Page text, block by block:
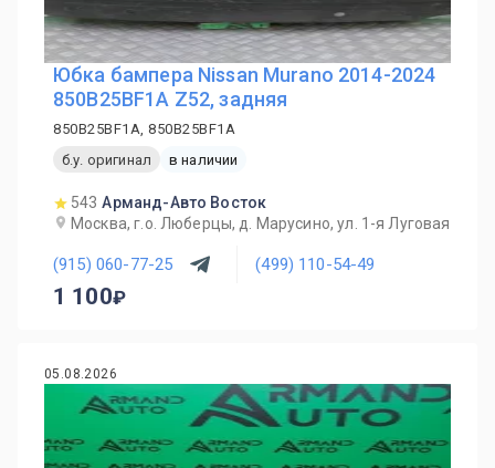
Юбка бампера Nissan Murano 2014-2024
850B25BF1A Z52, задняя
850B25BF1A, 850B25BF1A
б.у. оригинал
в наличии
543 Арманд-Авто Восток
Москва, г.о. Люберцы, д. Марусино, ул. 1-я Луговая
(915) 060-77-25 (499) 110-54-49
1 100
05.08.2026